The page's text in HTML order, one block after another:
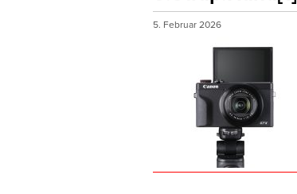
5. Februar 2026